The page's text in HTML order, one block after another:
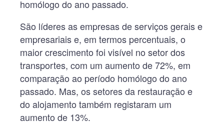
homólogo do ano passado.
São líderes as empresas de serviços gerais e
empresariais e, em termos percentuais, o
maior crescimento foi visível no setor dos
transportes, com um aumento de 72%, em
comparação ao período homólogo do ano
passado. Mas, os setores da restauração e
do alojamento também registaram um
aumento de 13%.